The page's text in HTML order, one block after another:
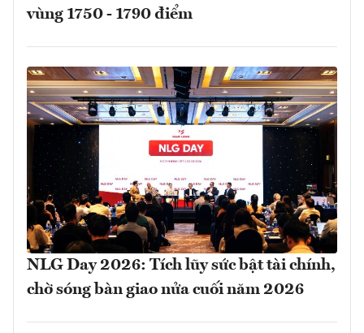
vùng 1750 - 1790 điểm
NLG Day 2026: Tích lũy sức bật tài chính,
chờ sóng bàn giao nửa cuối năm 2026